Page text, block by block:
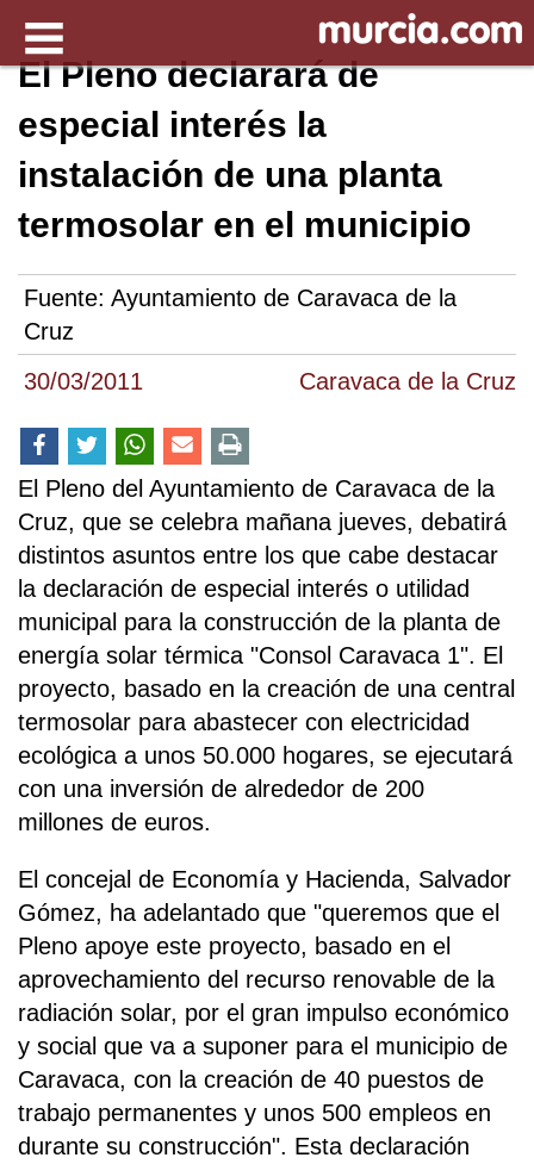
30/03/2011 Caravaca de la Cruz
El Pleno declarará de
especial interés la
instalación de una planta
termosolar en el municipio
Fuente: Ayuntamiento de Caravaca de la
Cruz
El Pleno del Ayuntamiento de Caravaca de la
Cruz, que se celebra mañana jueves, debatirá
distintos asuntos entre los que cabe destacar
la declaración de especial interés o utilidad
municipal para la construcción de la planta de
energía solar térmica "Consol Caravaca 1". El
proyecto, basado en la creación de una central
termosolar para abastecer con electricidad
ecológica a unos 50.000 hogares, se ejecutará
con una inversión de alrededor de 200
millones de euros.
El concejal de Economía y Hacienda, Salvador
Gómez, ha adelantado que "queremos que el
Pleno apoye este proyecto, basado en el
aprovechamiento del recurso renovable de la
radiación solar, por el gran impulso económico
y social que va a suponer para el municipio de
Caravaca, con la creación de 40 puestos de
trabajo permanentes y unos 500 empleos en
durante su construcción". Esta declaración